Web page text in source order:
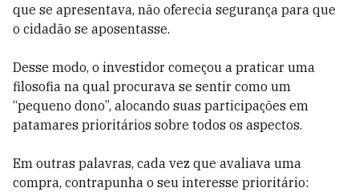
que se apresentava, não oferecia segurança para que
o cidadão se aposentasse.
Desse modo, o investidor começou a praticar uma
filosofia na qual procurava se sentir como um
“pequeno dono”, alocando suas participações em
patamares prioritários sobre todos os aspectos.
Em outras palavras, cada vez que avaliava uma
compra, contrapunha o seu interesse prioritário: